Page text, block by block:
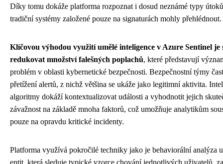
Díky tomu dokáže platforma rozpoznat i dosud neznámé typy
tradiční systémy založené pouze na signaturách mohly přehlédnout.
Klíčovou výhodou využití umělé inteligence v Azure Sentinel je
redukovat množství falešných poplachů, které představují
problém v oblasti kybernetické bezpečnosti. Bezpečnostní týmy
přetížení alertů, z nichž většina se ukáže jako legitimní aktivita.
algoritmy dokáží kontextualizovat události a vyhodnotit jejich
závažnost na základě mnoha faktorů, což umožňuje analytikům
pouze na opravdu kritické incidenty.
Platforma využívá pokročilé techniky jako je behaviorální analýza
entit, která sleduje typické vzorce chování jednotlivých uživatelů,